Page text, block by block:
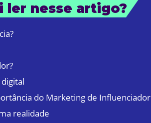
ler nesse artigo?
do Marketing de Influenciador
realidade